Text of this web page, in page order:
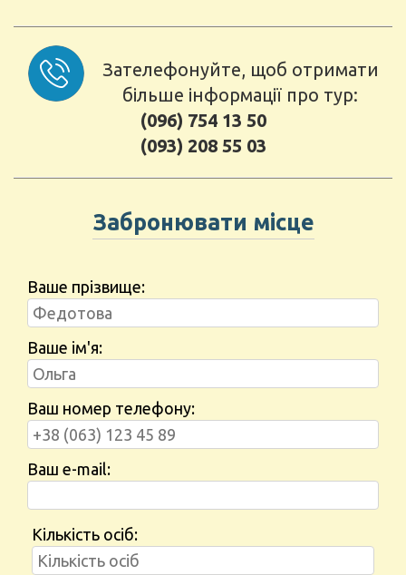
Зателефонуйте, щоб отримати
більше інформації про тур:
(096) 754 13 50
(093) 208 55 03
Забронювати місце
Ваше прізвище:
Ваше ім'я:
Ваш номер телефону:
Ваш e-mail:
Кількість осіб: